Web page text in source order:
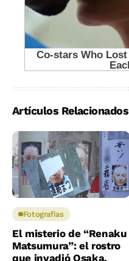
Artículos Relacionados
Fotografias
El misterio de “Renaku
Matsumura”: el rostro
que invadió Osaka,